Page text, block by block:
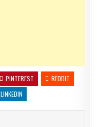
PINTEREST
REDDIT
LINKEDIN